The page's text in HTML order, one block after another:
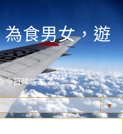
食男女，遊
今日睇咗未？
▼